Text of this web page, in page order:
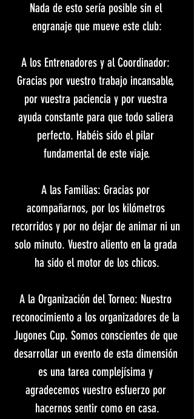
​Nada de esto sería posible sin el
engranaje que mueve este club:
​A los Entrenadores y al Coordinador:
Gracias por vuestro trabajo incansable,
por vuestra paciencia y por vuestra
ayuda constante para que todo saliera
perfecto. Habéis sido el pilar
fundamental de este viaje.
​A las Familias: Gracias por
acompañarnos, por los kilómetros
recorridos y por no dejar de animar ni un
solo minuto. Vuestro aliento en la grada
ha sido el motor de los chicos.
​A la Organización del Torneo: Nuestro
reconocimiento a los organizadores de la
Jugones Cup. Somos conscientes de que
desarrollar un evento de esta dimensión
es una tarea complejísima y
agradecemos vuestro esfuerzo por
hacernos sentir como en casa.